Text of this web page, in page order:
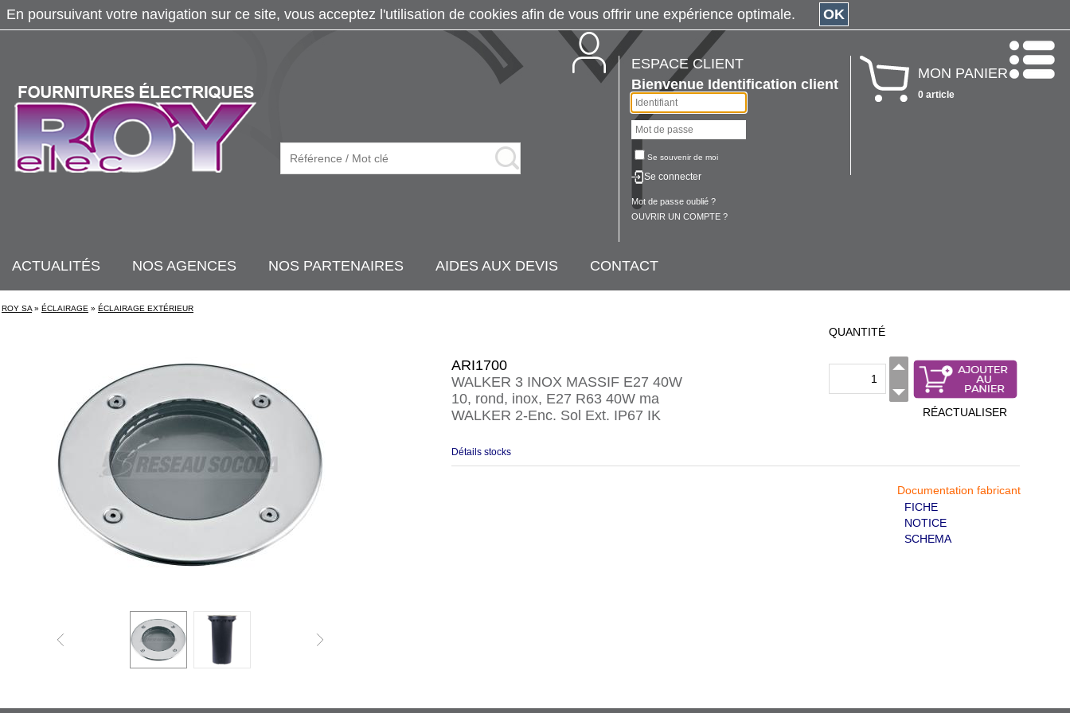
ESPACE CLIENT
Bienvenue Identification client
Se souvenir de moi
Se connecter
Mot de passe oublié ?
OUVRIR UN COMPTE ?
MON PANIER
0 article
ACTUALITÉS NOS AGENCES NOS PARTENAIRES AIDES AUX DEVIS CONTACT
ROY SA » ÉCLAIRAGE » ÉCLAIRAGE EXTÉRIEUR
ARI1700
WALKER 3 INOX MASSIF E27 40W
10, rond, inox, E27 R63 40W ma
WALKER 2-Enc. Sol Ext. IP67 IK
QUANTITÉ
RÉACTUALISER
Détails stocks
Documentation fabricant
FICHE
NOTICE
SCHEMA
En poursuivant votre navigation sur ce site, vous acceptez l'utilisation de cookies afin de vous offrir une expérience optimale. OK